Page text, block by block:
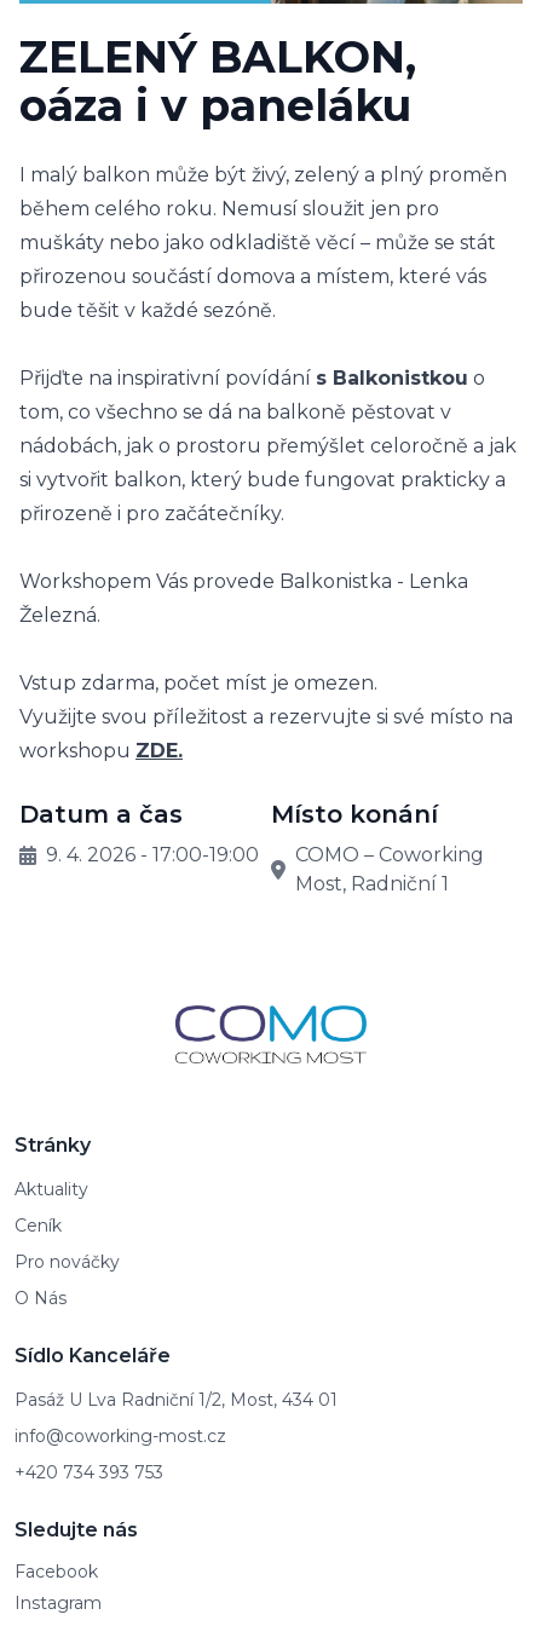
ZELENÝ BALKON,
oáza i v paneláku
I malý balkon může být živý, zelený a plný proměn
během celého roku. Nemusí sloužit jen pro
muškáty nebo jako odkladiště věcí – může se stát
přirozenou součástí domova a místem, které vás
bude těšit v každé sezóně.
Přijďte na inspirativní povídání s Balkonistkou o
tom, co všechno se dá na balkoně pěstovat v
nádobách, jak o prostoru přemýšlet celoročně a jak
si vytvořit balkon, který bude fungovat prakticky a
přirozeně i pro začátečníky.
Workshopem Vás provede Balkonistka - Lenka
Železná.
Vstup zdarma, počet míst je omezen.
Využijte svou příležitost a rezervujte si své místo na
workshopu ZDE.
Datum a čas
9. 4. 2026 - 17:00-19:00
Místo konání
COMO – Coworking
Most, Radniční 1
Stránky
Aktuality
Ceník
Pro nováčky
O Nás
Sídlo Kanceláře
Pasáž U Lva Radniční 1/2, Most, 434 01
info@coworking-most.cz
+420 734 393 753
Sledujte nás
Facebook
Instagram